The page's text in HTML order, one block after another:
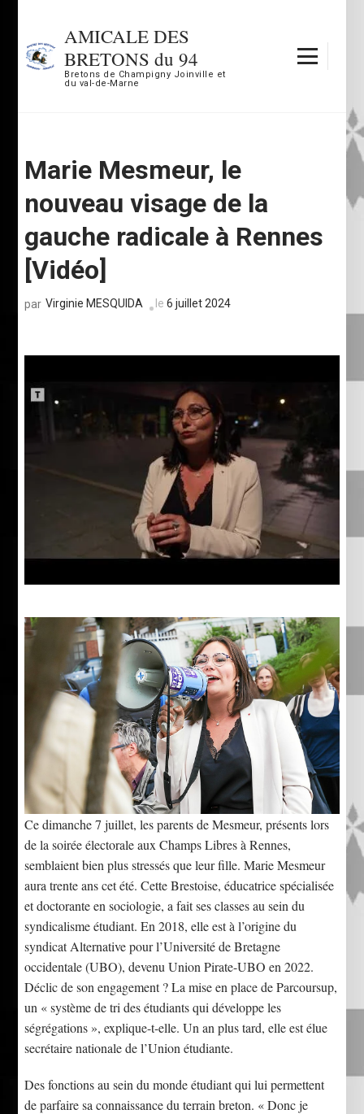
contenu
(Pressez
AMICALE DES
BRETONS du 94
Bretons de Champigny Joinville et
du val-de-Marne
Marie Mesmeur, le
nouveau visage de la
gauche radicale à Rennes
[Vidéo]
par Virginie MESQUIDA le6 juillet 2024
Ce dimanche 7 juillet, les parents de Mesmeur, présents lors
de la soirée électorale aux Champs Libres à Rennes,
semblaient bien plus stressés que leur fille. Marie Mesmeur
aura trente ans cet été. Cette Brestoise, éducatrice spécialisée
et doctorante en sociologie, a fait ses classes au sein du
syndicalisme étudiant. En 2018, elle est à l’origine du
syndicat Alternative pour l’Université de Bretagne
occidentale (UBO), devenu Union Pirate-UBO en 2022.
Déclic de son engagement ? La mise en place de Parcoursup,
un « système de tri des étudiants qui développe les
ségrégations », explique-t-elle. Un an plus tard, elle est élue
secrétaire nationale de l’Union étudiante.
Des fonctions au sein du monde étudiant qui lui permettent
de parfaire sa connaissance du terrain breton. « Donc je